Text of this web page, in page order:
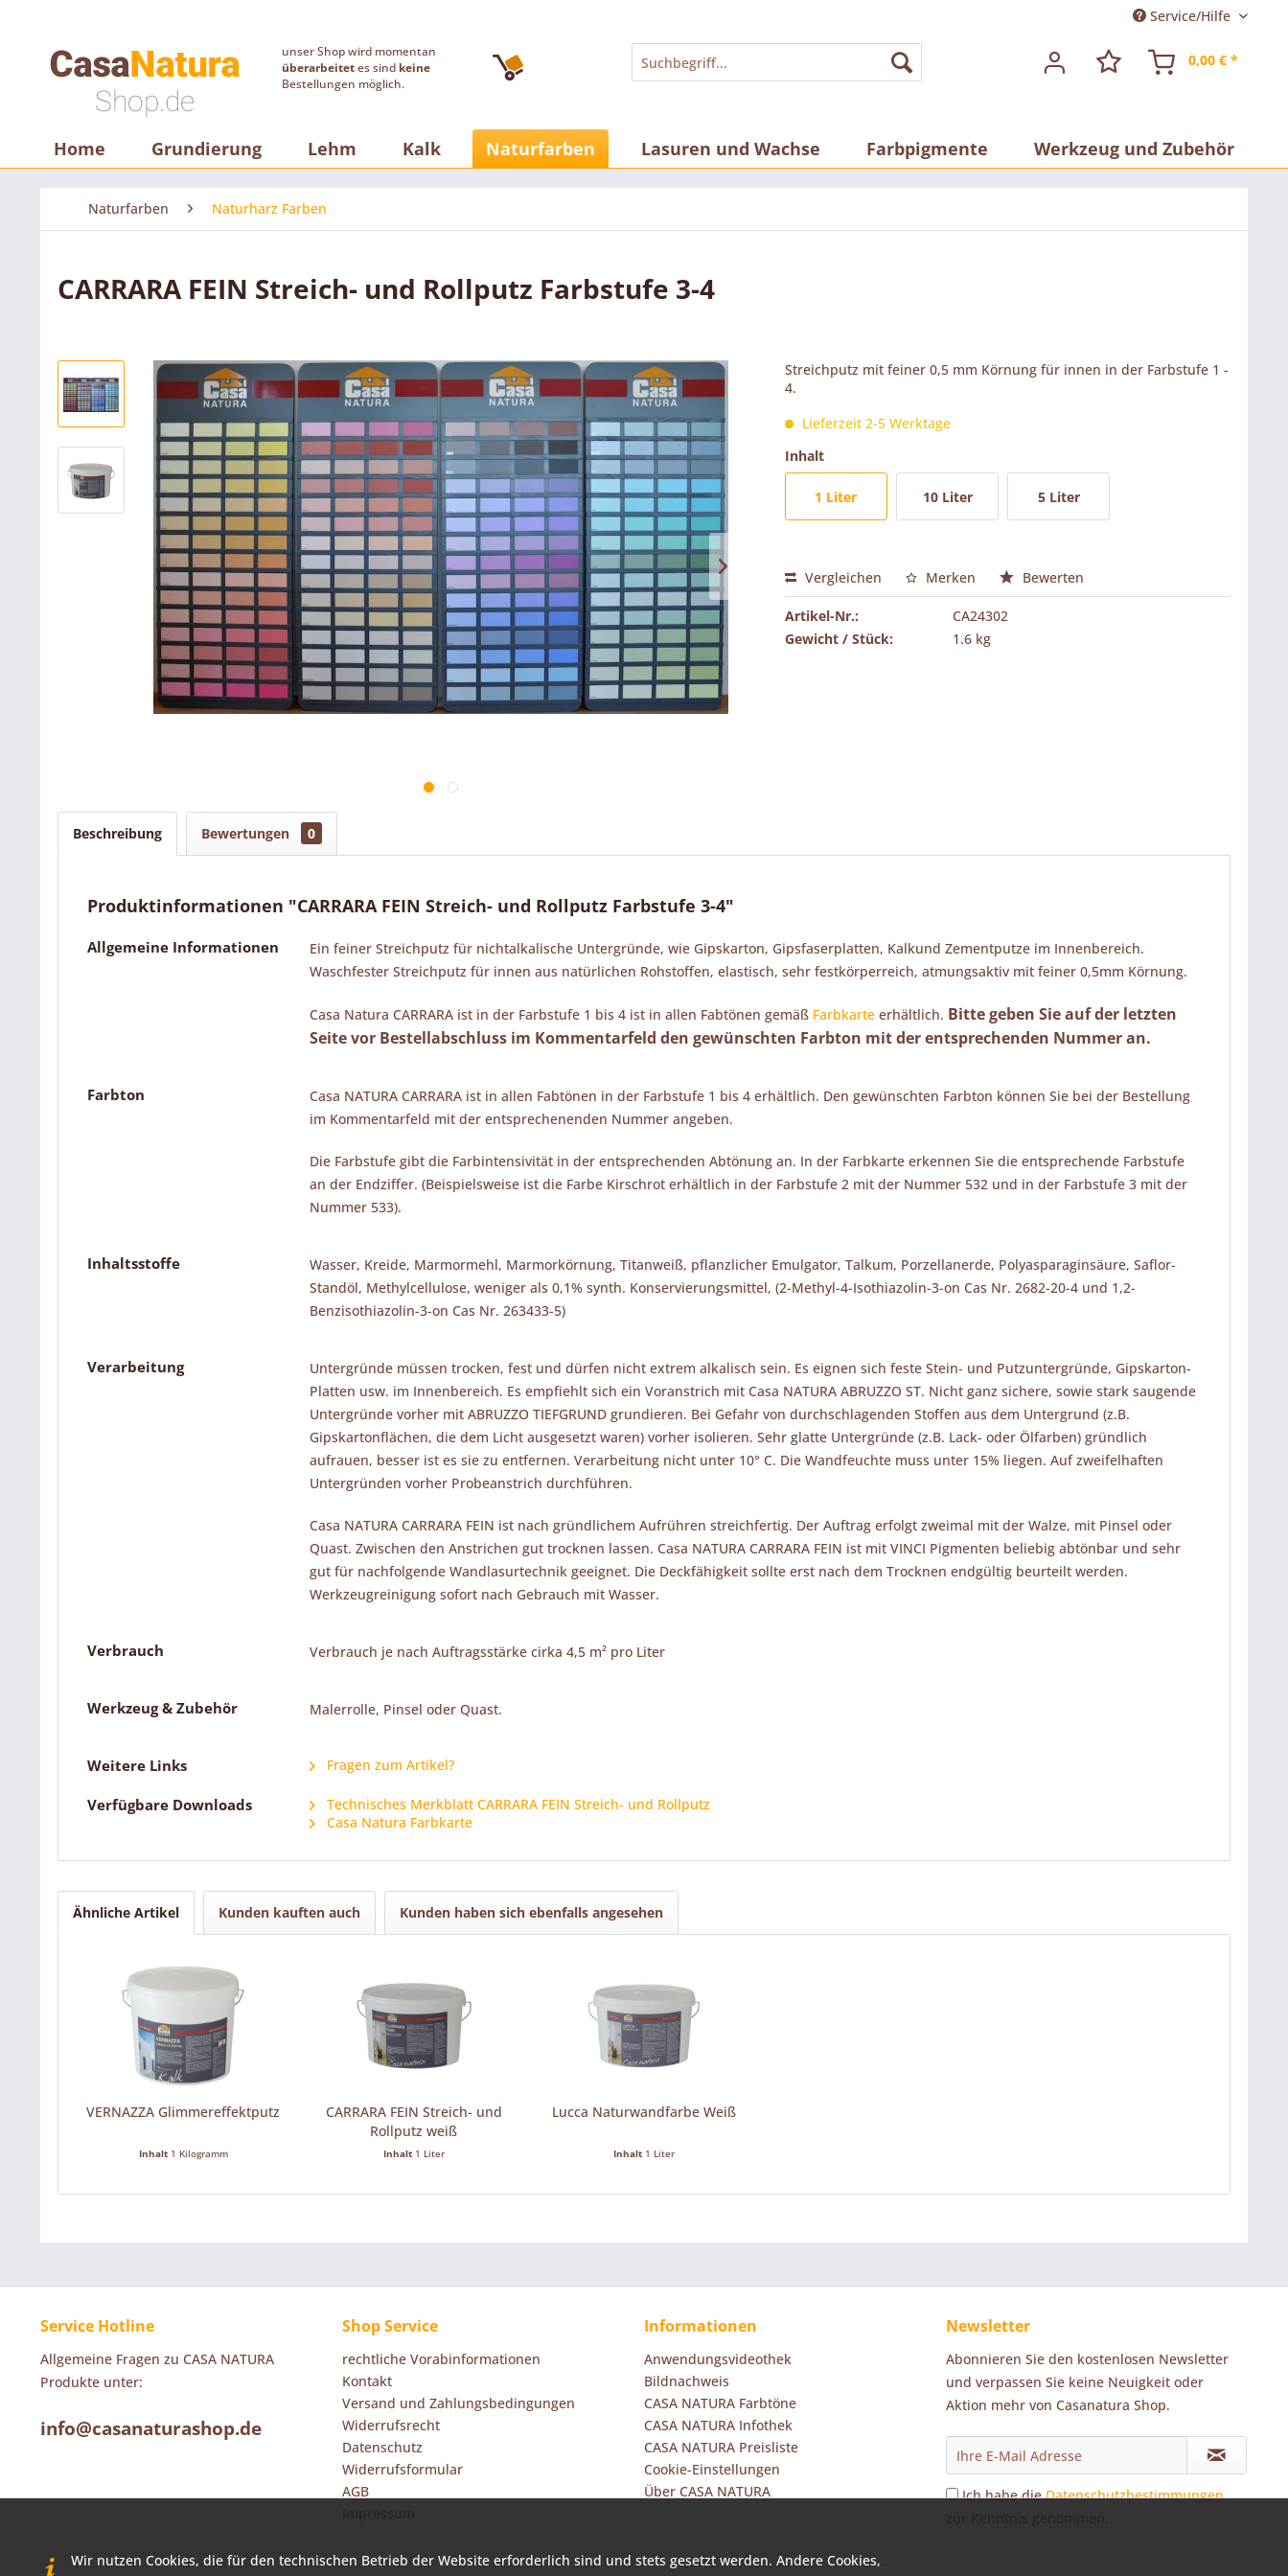
Service/Hilfe
unser Shop wird momentan
überarbeitetes sind keine
Bestellungen möglich.
0,00 € *
Home Grundierung Lehm Kalk Naturfarben Lasuren und Wachse Farbpigmente Werkzeug und Zubehör
Naturfarben Naturharz Farben
CARRARA FEIN Streich- und Rollputz Farbstufe 3-4
Streichputz mit feiner 0,5 mm Körnung für innen in der Farbstufe 1 -
4.
Lieferzeit 2-5 Werktage
Inhalt
1 Liter 10 Liter 5 Liter
Vergleichen Merken Bewerten
Artikel-Nr.:
CA24302
Gewicht / Stück:
1.6 kg
Beschreibung Bewertungen 0
Produktinformationen "CARRARA FEIN Streich- und Rollputz Farbstufe 3-4"
Allgemeine Informationen
Ein feiner Streichputz für nichtalkalische Untergründe, wie Gipskarton, Gipsfaserplatten, Kalkund Zementputze im Innenbereich.
Waschfester Streichputz für innen aus natürlichen Rohstoffen, elastisch, sehr festkörperreich, atmungsaktiv mit feiner 0,5mm Körnung.
Casa Natura CARRARA ist in der Farbstufe 1 bis 4 ist in allen Fabtönen gemäß Farbkarte erhältlich. Bitte geben Sie auf der letzten
Seite vor Bestellabschluss im Kommentarfeld den gewünschten Farbton mit der entsprechenden Nummer an.
Farbton
Casa NATURA CARRARA ist in allen Fabtönen in der Farbstufe 1 bis 4 erhältlich. Den gewünschten Farbton können Sie bei der Bestellung
im Kommentarfeld mit der entsprechenenden Nummer angeben.
Die Farbstufe gibt die Farbintensivität in der entsprechenden Abtönung an. In der Farbkarte erkennen Sie die entsprechende Farbstufe
an der Endziffer. (Beispielsweise ist die Farbe Kirschrot erhältlich in der Farbstufe 2 mit der Nummer 532 und in der Farbstufe 3 mit der
Nummer 533).
Inhaltsstoffe
Wasser, Kreide, Marmormehl, Marmorkörnung, Titanweiß, pflanzlicher Emulgator, Talkum, Porzellanerde, Polyasparaginsäure, Saflor-
Standöl, Methylcellulose, weniger als 0,1% synth. Konservierungsmittel, (2-Methyl-4-Isothiazolin-3-on Cas Nr. 2682-20-4 und 1,2-
Benzisothiazolin-3-on Cas Nr. 263433-5)
Verarbeitung
Untergründe müssen trocken, fest und dürfen nicht extrem alkalisch sein. Es eignen sich feste Stein- und Putzuntergründe, Gipskarton-
Platten usw. im Innenbereich. Es empfiehlt sich ein Voranstrich mit Casa NATURA ABRUZZO ST. Nicht ganz sichere, sowie stark saugende
Untergründe vorher mit ABRUZZO TIEFGRUND grundieren. Bei Gefahr von durchschlagenden Stoffen aus dem Untergrund (z.B.
Gipskartonflächen, die dem Licht ausgesetzt waren) vorher isolieren. Sehr glatte Untergründe (z.B. Lack- oder Ölfarben) gründlich
aufrauen, besser ist es sie zu entfernen. Verarbeitung nicht unter 10° C. Die Wandfeuchte muss unter 15% liegen. Auf zweifelhaften
Untergründen vorher Probeanstrich durchführen.
Casa NATURA CARRARA FEIN ist nach gründlichem Aufrühren streichfertig. Der Auftrag erfolgt zweimal mit der Walze, mit Pinsel oder
Quast. Zwischen den Anstrichen gut trocknen lassen. Casa NATURA CARRARA FEIN ist mit VINCI Pigmenten beliebig abtönbar und sehr
gut für nachfolgende Wandlasurtechnik geeignet. Die Deckfähigkeit sollte erst nach dem Trocknen endgültig beurteilt werden.
Werkzeugreinigung sofort nach Gebrauch mit Wasser.
Verbrauch Verbrauch je nach Auftragsstärke cirka 4,5 m² pro Liter
Werkzeug & Zubehör Malerrolle, Pinsel oder Quast.
Weitere Links Fragen zum Artikel?
Verfügbare Downloads
Technisches Merkblatt CARRARA FEIN Streich- und Rollputz
Casa Natura Farbkarte
Ähnliche Artikel Kunden kauften auch Kunden haben sich ebenfalls angesehen
VERNAZZA Glimmereffektputz
Inhalt 1 Kilogramm
CARRARA FEIN Streich- und
Rollputz weiß
Inhalt 1 Liter
Lucca Naturwandfarbe Weiß
Inhalt 1 Liter
Service Hotline
Allgemeine Fragen zu CASA NATURA
Produkte unter:
info@casanaturashop.de
Shop Service
rechtliche Vorabinformationen
Kontakt
Versand und Zahlungsbedingungen
Widerrufsrecht
Datenschutz
Widerrufsformular
AGB
Informationen
Anwendungsvideothek
Bildnachweis
CASA NATURA Farbtöne
CASA NATURA Infothek
CASA NATURA Preisliste
Cookie-Einstellungen
Über CASA NATURA
Newsletter
Abonnieren Sie den kostenlosen Newsletter
und verpassen Sie keine Neuigkeit oder
Aktion mehr von Casanatura Shop.
Ich habe dieDatenschutzbestimmungen
Wir nutzen Cookies, die für den technischen Betrieb der Website erforderlich sind und stets gesetzt werden. Andere Cookies,